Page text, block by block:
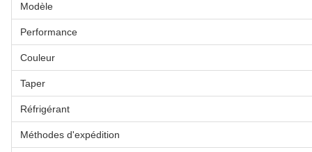
Modèle
Performance
Couleur
Taper
Réfrigérant
Méthodes d'expédition